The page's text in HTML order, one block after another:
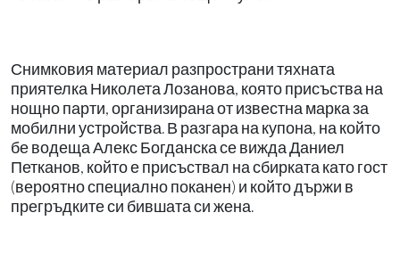
Снимковия материал разпространи тяхната
приятелка Николета Лозанова, която присъства на
нощно парти, организирана от известна марка за
мобилни устройства. В разгара на купона, на който
бе водеща Алекс Богданска се вижда Даниел
Петканов, който е присъствал на сбирката като гост
(вероятно специално поканен) и който държи в
прегръдките си бившата си жена.